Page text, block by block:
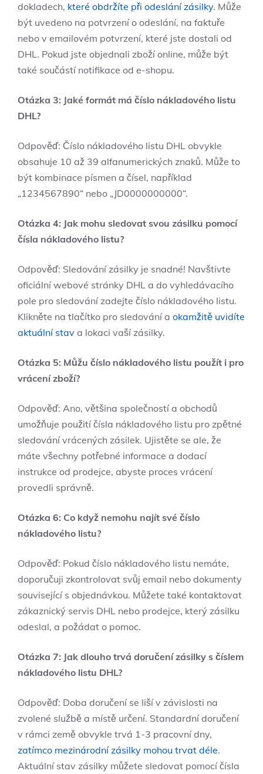
dokladech, které obdržíte při odeslání zásilky. Může
být uvedeno na potvrzení o odeslání, na faktuře
nebo v emailovém potvrzení, které jste dostali od
DHL. Pokud jste objednali zboží online, může být
také součástí notifikace od e-shopu.
Otázka 3: Jaké formát má číslo nákladového listu
DHL?
Odpověď: Číslo nákladového listu DHL obvykle
obsahuje 10 až 39 alfanumerických znaků. Může to
být kombinace písmen a čísel, například
„1234567890“ nebo „JD0000000000“.
Otázka 4: Jak mohu sledovat svou zásilku pomocí
čísla nákladového listu?
Odpověď: Sledování zásilky je snadné! Navštivte
oficiální webové stránky DHL a do vyhledávacího
pole pro sledování zadejte číslo nákladového listu.
Klikněte na tlačítko pro sledování a okamžitě uvidíte
aktuální stav a lokaci vaší zásilky.
Otázka 5: Můžu číslo nákladového listu použít i pro
vrácení zboží?
Odpověď: Ano, většina společností a obchodů
umožňuje použití čísla nákladového listu pro zpětné
sledování vrácených zásilek. Ujistěte se ale, že
máte všechny potřebné informace a dodací
instrukce od prodejce, abyste proces vrácení
provedli správně.
Otázka 6: Co když nemohu najít své číslo
nákladového listu?
Odpověď: Pokud číslo nákladového listu nemáte,
doporučuji zkontrolovat svůj email nebo dokumenty
související s objednávkou. Můžete také kontaktovat
zákaznický servis DHL nebo prodejce, který zásilku
odeslal, a požádat o pomoc.
Otázka 7: Jak dlouho trvá doručení zásilky s číslem
nákladového listu DHL?
Odpověď: Doba doručení se liší v závislosti na
zvolené službě a místě určení. Standardní doručení
v rámci země obvykle trvá 1-3 pracovní dny,
zatímco mezinárodní zásilky mohou trvat déle.
Aktuální stav zásilky můžete sledovat pomocí čísla